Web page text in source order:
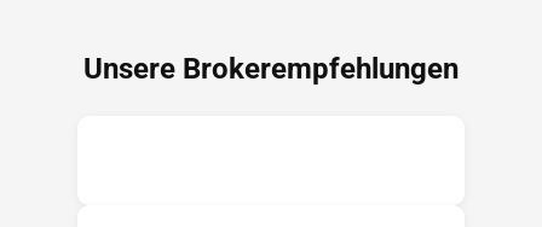
Unsere Brokerempfehlungen